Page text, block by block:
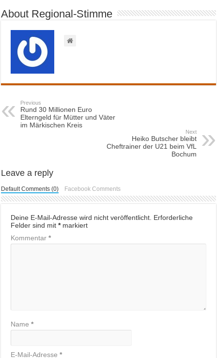
About Regional-Stimme
Previous
Rund 30 Millionen Euro
Elterngeld für Mütter und Väter
im Märkischen Kreis
Next
Heiko Butscher bleibt
Cheftrainer der U21 beim VfL
Bochum
Leave a reply
Default Comments (0) Facebook Comments
Deine E-Mail-Adresse wird nicht veröffentlicht. Erforderliche
Felder sind mit*markiert
Kommentar*
Name*
E-Mail-Adresse*